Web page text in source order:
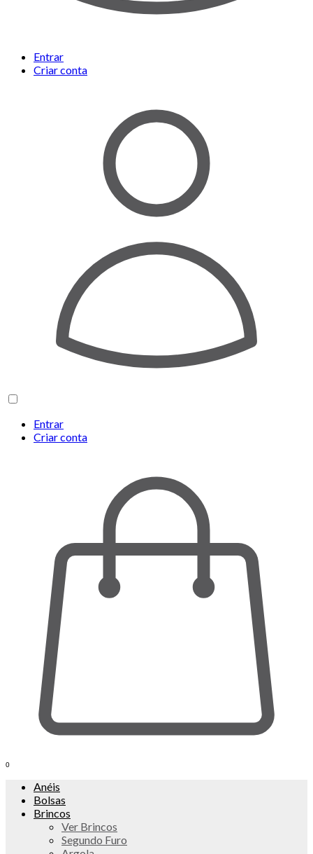
Entrar
Criar conta
Entrar
Criar conta
0
Anéis
Bolsas
Brincos
Ver Brincos
Segundo Furo